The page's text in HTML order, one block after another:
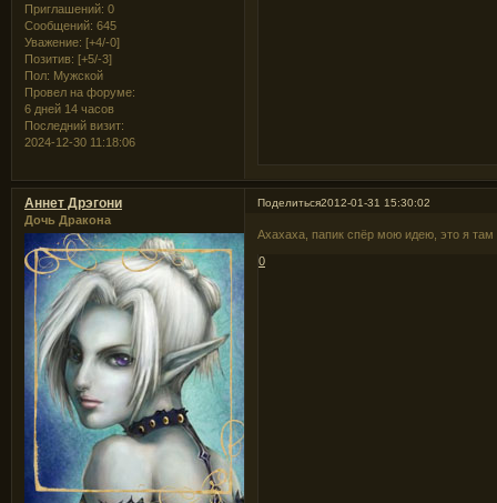
Приглашений: 0
Сообщений: 645
Уважение: [+4/-0]
Позитив: [+5/-3]
Пол: Мужской
Провел на форуме:
6 дней 14 часов
Последний визит:
2024-12-30 11:18:06
Поделиться2012-01-31 15:30:02
Аннет Дрэгони
Дочь Дракона
Ахахаха, папик спёр мою идею, это я там
0